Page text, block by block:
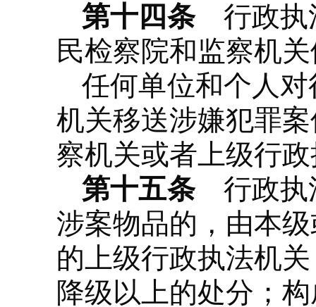
第十四条行政执
民检察院和监察机
任何单位和个人
机关移送涉嫌犯罪
察机关或者上级行
第十五条行政执
涉案物品的，由本
的上级行政执法机
降级以上的处分；